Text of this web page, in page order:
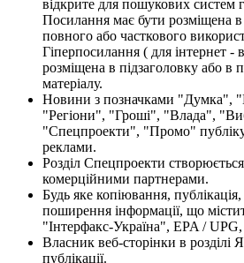
відкрите для пошукових систем
Посилання має бути розміщена в
повного або часткового
Гіперпосилання ( для інтернет -
розміщена в підзаголовку або в
матеріалу.
Новини з позначками "Думка",
"Регіони", "Гроші", "Влада",
"Спецпроекти", "Промо"
реклами.
Розділ Спецпроекти
комерційними партнерами.
Будь яке копіювання,
поширення інформації, що
"Інтерфакс-Україна", EPA / UPG,
Власник веб-сторінки в розділі
публікації.